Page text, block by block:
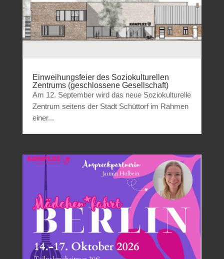
Einweihungsfeier des Soziokulturellen
Zentrums (geschlossene Gesellschaft)
Am 12. September wird das neue Soziokulturelle
Zentrum seitens der Stadt Schüttorf im Rahmen
einer...